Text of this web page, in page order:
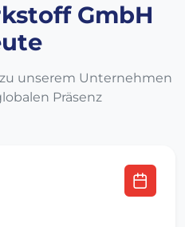
GmbH
unserem Unternehmen
Präsenz